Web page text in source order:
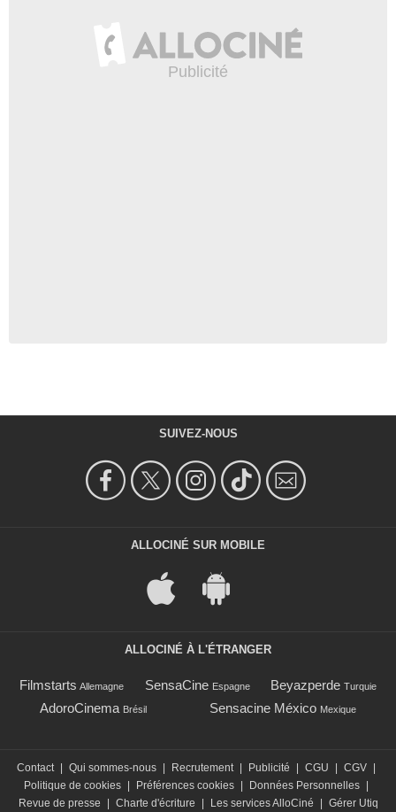
SUIVEZ-NOUS
ALLOCINÉ SUR MOBILE
ALLOCINÉ À L'ÉTRANGER
Filmstarts Allemagne SensaCine Espagne Beyazperde Turquie
AdoroCinema Brésil Sensacine México Mexique
Contact Qui sommes-nous Recrutement Publicité CGU CGV
Politique de cookies
Préférences cookies Données Personnelles
Revue de presse
Charte d'écriture Les services AlloCiné Gérer Utiq